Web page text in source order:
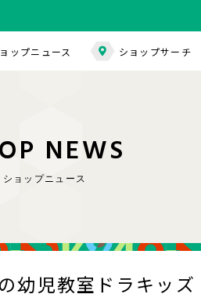
ップニュース ショップサーチ
OP NEWS
ショップニュース
幼児教室ドラキッズ